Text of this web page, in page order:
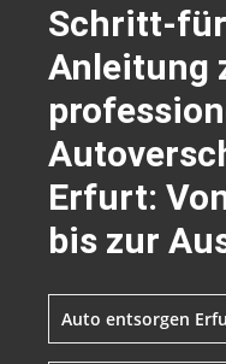
Schritt-
Anleitung
Erfurt:
bis zur
Auto entsorgen